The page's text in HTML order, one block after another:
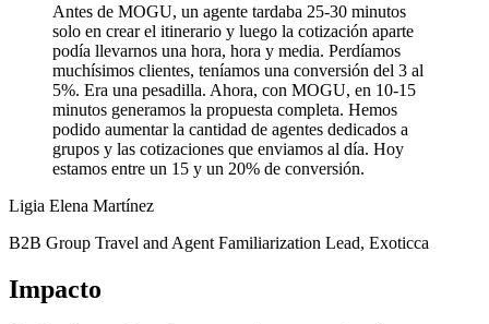
Antes de MOGU, un agente tardaba 25-30 minutos
solo en crear el itinerario y luego la cotización aparte
podía llevarnos una hora, hora y media. Perdíamos
muchísimos clientes, teníamos una conversión del 3 al
5%. Era una pesadilla. Ahora, con MOGU, en 10-15
minutos generamos la propuesta completa. Hemos
podido aumentar la cantidad de agentes dedicados a
grupos y las cotizaciones que enviamos al día. Hoy
estamos entre un 15 y un 20% de conversión.
Ligia Elena Martínez
B2B Group Travel and Agent Familiarization Lead, Exoticca
Impacto